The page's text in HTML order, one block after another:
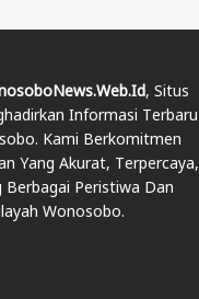
, Situs
Informasi Terbaru
Kami Berkomitmen
Yang Akurat, Terpercaya,
Berbagai Peristiwa Dan
Wonosobo.